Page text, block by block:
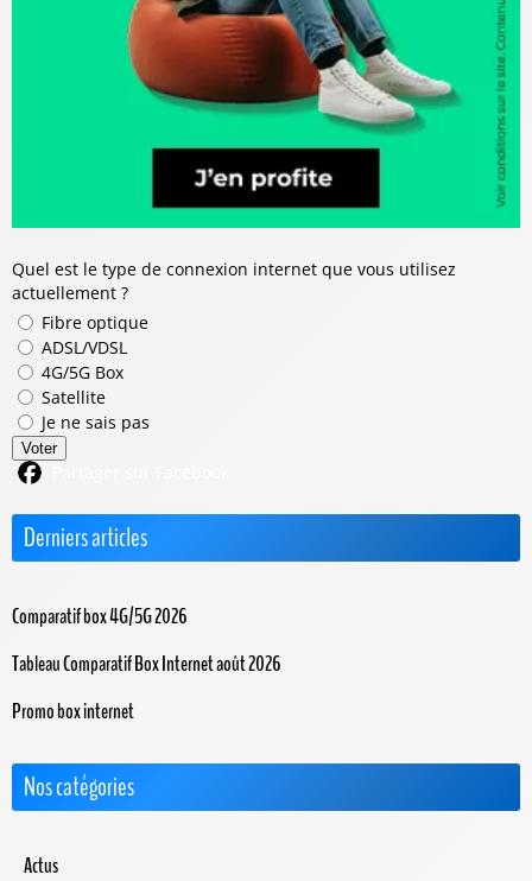
Quel est le type de connexion internet que vous utilisez
actuellement ?
Fibre optique
ADSL/VDSL
4G/5G Box
Satellite
Je ne sais pas
Voter
Derniers articles
Comparatif box 4G/5G 2026
Tableau Comparatif Box Internet août 2026
Promo box internet
Nos catégories
Actus